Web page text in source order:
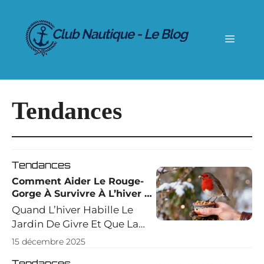
contenu
Menu
Tendances
Tendances
Comment Aider Le Rouge-
Gorge À Survivre À L’hiver ?
Les Astuces Qui Changent
Tout
Quand L’hiver Habille Le
Jardin De Givre Et Que La
Morosité Frappe Les
15 décembre 2025